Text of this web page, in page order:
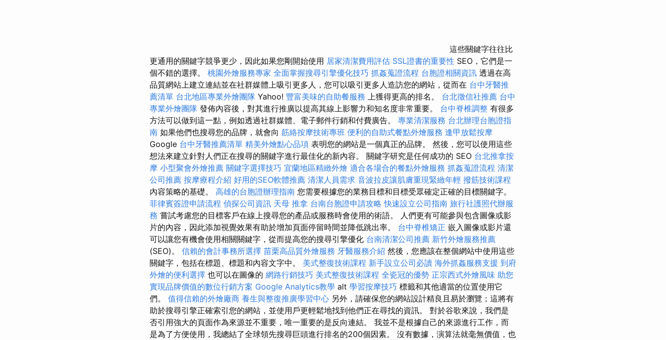
這些關鍵字往往比
更通用的關鍵字競爭更少，因此如果您剛開始使用 居家清潔費用評估 SSL證書的重要性 SEO，它們是一
個不錯的選擇。 桃園外燴服務專家 全面掌握搜尋引擎優化技巧 抓姦蒐證流程 台胞證相關資訊 透過在高
品質網站上建立連結並在社群媒體上吸引更多人，您可以吸引更多人造訪您的網站，從而在 台中牙醫推
薦清單 台北地區專業外燴團隊 Yahoo! 豐富美味的自助餐服務 上獲得更高的排名。 台北徵信社推薦 台中
專業外燴團隊 發佈內容後，對其進行推廣以提高其線上影響力和知名度非常重要。 台中脊椎調整 有很多
方法可以做到這一點，例如透過社群媒體、電子郵件行銷和付費廣告。 專業清潔服務 台北辦理台胞證指
南 如果他們也搜尋您的品牌，就會向 筋絡按摩技術專班 便利的自助式餐點外燴服務 逢甲放鬆按摩
Google 台中牙醫推薦清單 精美外燴點心品項 表明您的網站是一個真正的品牌。 然後，您可以使用這些
想法來建立針對人們正在搜尋的關鍵字進行最佳化的新內容。 關鍵字研究是任何成功的 SEO 台北推拿按
摩 小型聚會外燴推薦 關鍵字選擇技巧 宜蘭地區精緻外燴 適合各場合的餐點外燴服務 抓姦蒐證流程 清潔
公司推薦 按摩療程介紹 好用的SEO軟體推薦 清潔人員需求 音波拉皮讓肌膚重現緊緻年輕 撥筋技術課程
內容策略的基礎。 高雄的台胞證辦理指南 您需要根據您的業務目標和目標受眾確定正確的目標關鍵字。
菲律賓簽證申請流程 偵探公司資訊 天母 推拿 台南台胞證申請攻略 快速設立公司指南 旅行社護照代辦服
務 嘗試考慮您的目標客戶在線上搜尋您的產品或服務時會使用的術語。 人們更有可能參與包含圖像或影
片的內容，因此添加視覺效果有助於增加頁面停留時間並降低跳出率。 台中脊椎矯正 嵌入圖像或影片還
可以讓您有機會使用相關關鍵字，從而提高您的搜尋引擎優化 台南清潔公司推薦 新竹外燴服務推薦
(SEO)。 信賴的會計事務所選擇 苗栗高品質外燴服務 牙醫服務介紹 然後，您應該在整個網站中使用這些
關鍵字，包括在標題、標題和內容文字中。 美式整復技術課程 新手設立公司必讀 海外抓姦服務支援 到府
外燴的便利選擇 也可以在圖像的 網路行銷技巧 美式整復技術課程 全瓷冠的優勢 正宗西式外燴風味 助您
實現品牌價值的數位行銷方案 Google Analytics教學 alt 學習按摩技巧 標籤和其他適當的位置使用它
們。 值得信賴的外燴廠商 養生與整復推廣學習中心 另外，請確保您的網站設計精良且易於瀏覽；這將有
助於搜尋引擎正確索引您的網站，並使用戶更輕鬆地找到他們正在尋找的資訊。 對於谷歌來說，我們是
否引用強大的頁面作為來源並不重要，唯一重要的是反向連結。 我並不是根據自己的來源進行工作，而
是為了方便使用，我總結了全球領先搜尋巨頭進行排名的200個因素。 沒有數據，演算法就毫無價值，也